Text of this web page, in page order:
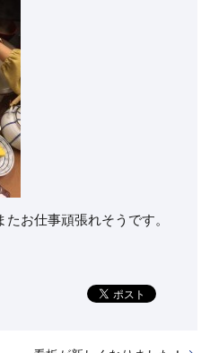
お仕事頑張れそうです。